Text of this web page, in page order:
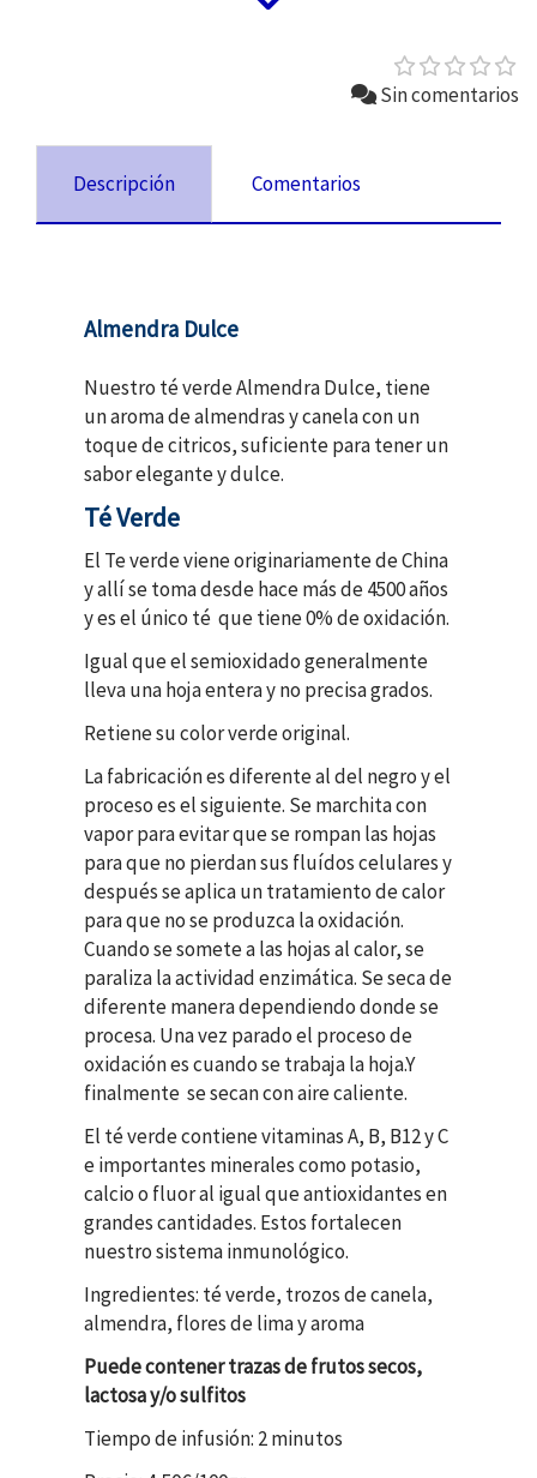
Sin comentarios
Descripción Comentarios
Almendra Dulce
Nuestro té verde Almendra Dulce, tiene
un aroma de almendras y canela con un
toque de citricos, suficiente para tener un
sabor elegante y dulce.
Té Verde
El Te verde viene originariamente de China
y allí se toma desde hace más de 4500 años
y es el único té que tiene 0% de oxidación.
Igual que el semioxidado generalmente
lleva una hoja entera y no precisa grados.
Retiene su color verde original.
La fabricación es diferente al del negro y el
proceso es el siguiente. Se marchita con
vapor para evitar que se rompan las hojas
para que no pierdan sus fluídos celulares y
después se aplica un tratamiento de calor
para que no se produzca la oxidación.
Cuando se somete a las hojas al calor, se
paraliza la actividad enzimática. Se seca de
diferente manera dependiendo donde se
procesa. Una vez parado el proceso de
oxidación es cuando se trabaja la hoja.Y
finalmente se secan con aire caliente.
El té verde contiene vitaminas A, B, B12 y C
e importantes minerales como potasio,
calcio o fluor al igual que antioxidantes en
grandes cantidades. Estos fortalecen
nuestro sistema inmunológico.
Ingredientes: té verde, trozos de canela,
almendra, flores de lima y aroma
Puede contener trazas de frutos secos,
lactosa y/o sulfitos
Tiempo de infusión: 2 minutos